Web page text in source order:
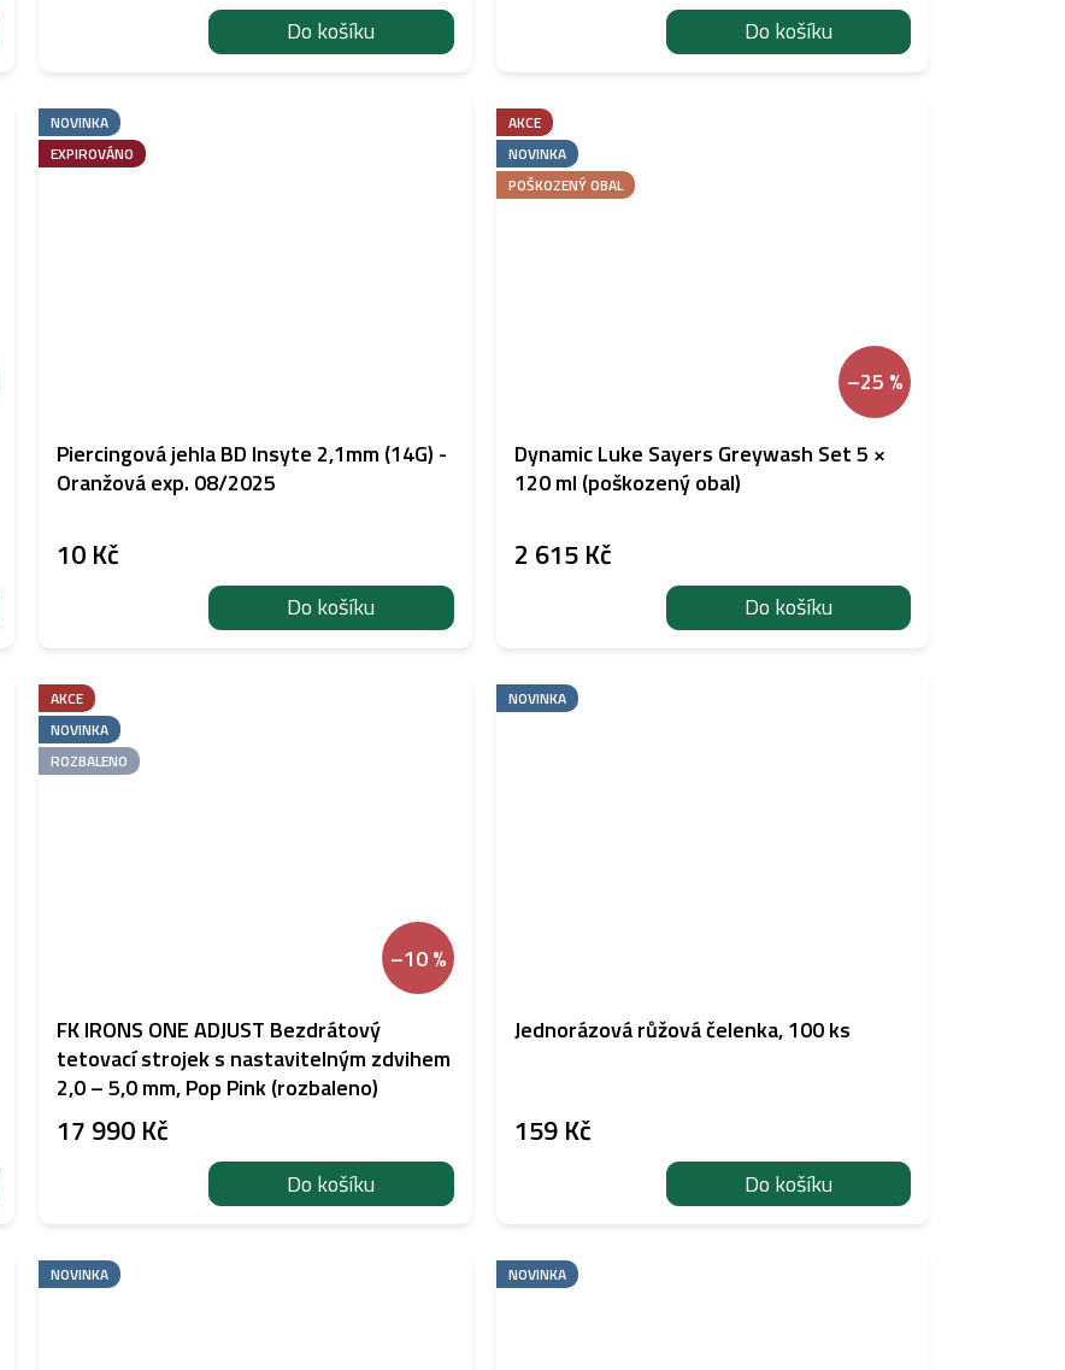
Do košíku Do košíku
NOVINKA
EXPIROVÁNO
Piercingová jehla BD Insyte 2,1mm (14G) -
Oranžová exp. 08/2025
10 Kč
Do košíku
AKCE
NOVINKA
POŠKOZENÝ OBAL
–25 %
Dynamic Luke Sayers Greywash Set 5 ×
120 ml (poškozený obal)
2 615 Kč
Do košíku
AKCE
NOVINKA
ROZBALENO
–10 %
FK IRONS ONE ADJUST Bezdrátový
tetovací strojek s nastavitelným zdvihem
2,0 – 5,0 mm, Pop Pink (rozbaleno)
17 990 Kč
Do košíku
NOVINKA
Jednorázová růžová čelenka, 100 ks
159 Kč
Do košíku
NOVINKA NOVINKA